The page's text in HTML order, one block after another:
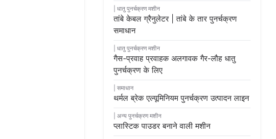
धातु पुनर्चक्रण मशीन
तांबे केबल ग्रैनुलेटर | तांबे के तार पुनर्चक्रण
समाधान
धातु पुनर्चक्रण मशीन
गैस-प्रवाह प्रवाहक अलगावक गैर-लौह धातु
पुनर्चक्रण के लिए
समाधान
थर्मल ब्रेक एल्यूमिनियम पुनर्चक्रण उत्पादन लाइन
अन्य पुनर्चक्रण मशीन
प्लास्टिक पाउडर बनाने वाली मशीन